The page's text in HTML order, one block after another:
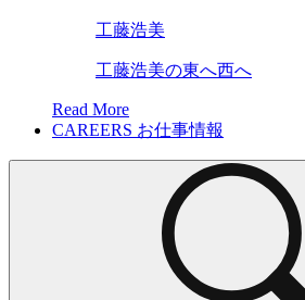
工藤浩美
工藤浩美の東へ西へ
Read More
CAREERS お仕事情報